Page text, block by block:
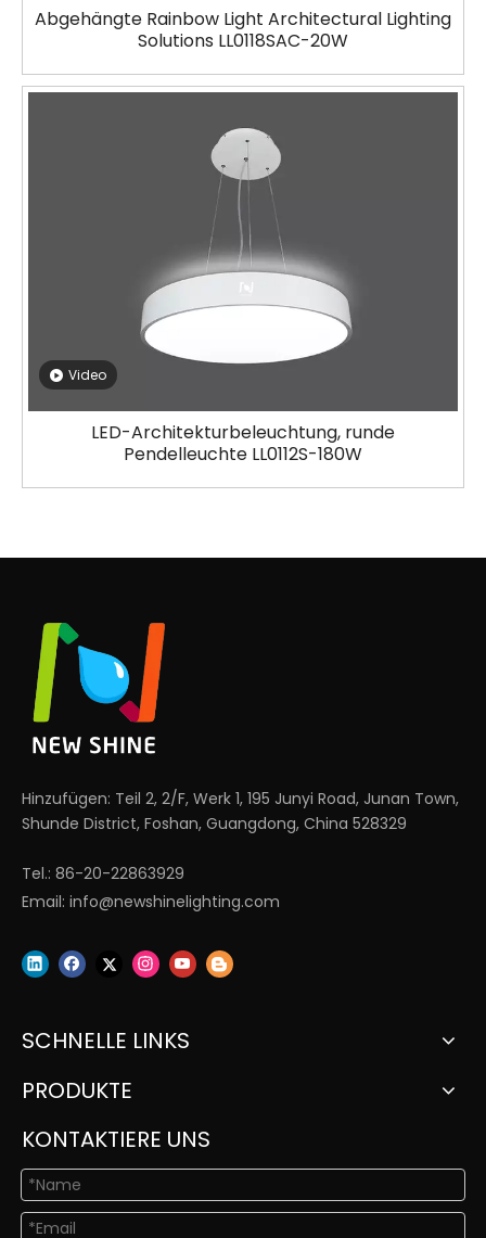
Abgehängte Rainbow Light Architectural Lighting
Solutions LL0118SAC-20W
Video
LED-Architekturbeleuchtung, runde
Pendelleuchte LL0112S-180W
Hinzufügen: Teil 2, 2/F, Werk 1, 195 Junyi Road, Junan Town,
Shunde District, Foshan, Guangdong, China 528329
Tel.: 86-20-22863929
Email: info@newshinelighting.com
SCHNELLE LINKS
PRODUKTE
KONTAKTIERE UNS